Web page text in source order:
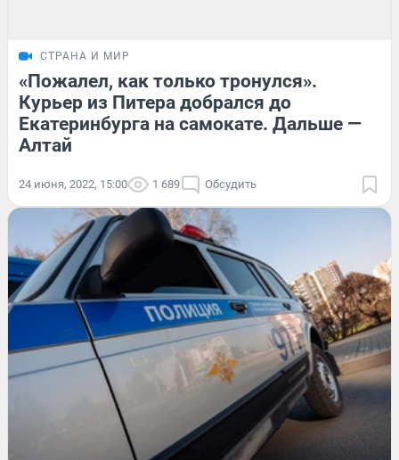
СТРАНА И МИР
«Пожалел, как только тронулся».
Курьер из Питера добрался до
Екатеринбурга на самокате. Дальше —
Алтай
24 июня, 2022, 15:00 1 689 Обсудить